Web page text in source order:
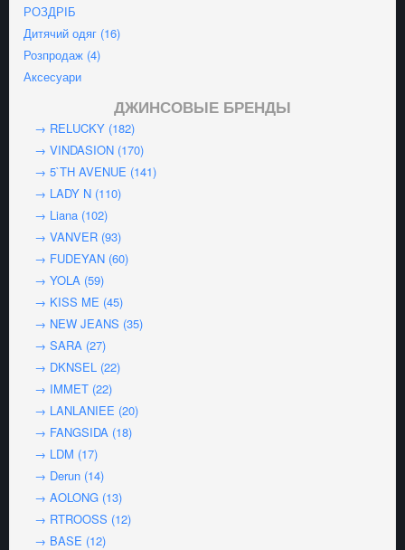
РОЗДРІБ
Дитячий одяг (16)
Розпродаж (4)
Аксесуари
ДЖИНСОВЫЕ БРЕНДЫ
→ RELUCKY (182)
→ VINDASION (170)
→ 5`TH AVENUE (141)
→ LADY N (110)
→ Liana (102)
→ VANVER (93)
→ FUDEYAN (60)
→ YOLA (59)
→ KISS ME (45)
→ NEW JEANS (35)
→ SARA (27)
→ DKNSEL (22)
→ IMMET (22)
→ LANLANIEE (20)
→ FANGSIDA (18)
→ LDM (17)
→ Derun (14)
→ AOLONG (13)
→ RTROOSS (12)
→ BASE (12)